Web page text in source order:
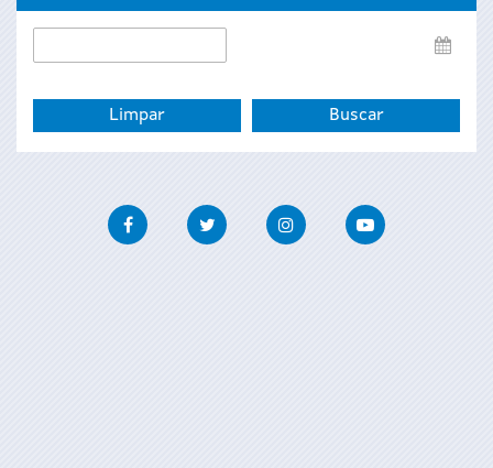
de
FacebookTwitter InstagramYoutube